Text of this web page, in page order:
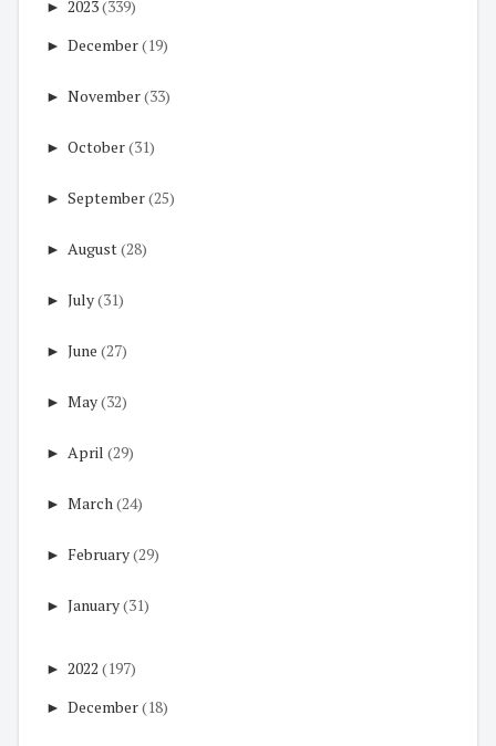
► 2023(339)
► December(19)
► November(33)
► October(31)
► September(25)
► August(28)
► July(31)
► June (27)
► May(32)
► April (29)
► March(24)
► February(29)
► January(31)
► 2022 (197)
► December(18)